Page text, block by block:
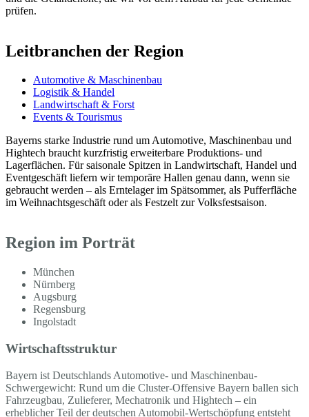
prüfen.
Leitbranchen der Region
Automotive & Maschinenbau
Logistik & Handel
Landwirtschaft & Forst
Events & Tourismus
Bayerns starke Industrie rund um Automotive, Maschinenbau und
Hightech braucht kurzfristig erweiterbare Produktions- und
Lagerflächen. Für saisonale Spitzen in Landwirtschaft, Handel und
Eventgeschäft liefern wir temporäre Hallen genau dann, wenn sie
gebraucht werden – als Erntelager im Spätsommer, als Pufferfläche
im Weihnachtsgeschäft oder als Festzelt zur Volksfestsaison.
Region im Porträt
München
Nürnberg
Augsburg
Regensburg
Ingolstadt
Wirtschaftsstruktur
Bayern ist Deutschlands Automotive- und Maschinenbau-
Schwergewicht: Rund um die Cluster-Offensive Bayern ballen sich
Fahrzeugbau, Zulieferer, Mechatronik und Hightech – ein
erheblicher Teil der deutschen Automobil-Wertschöpfung entsteht